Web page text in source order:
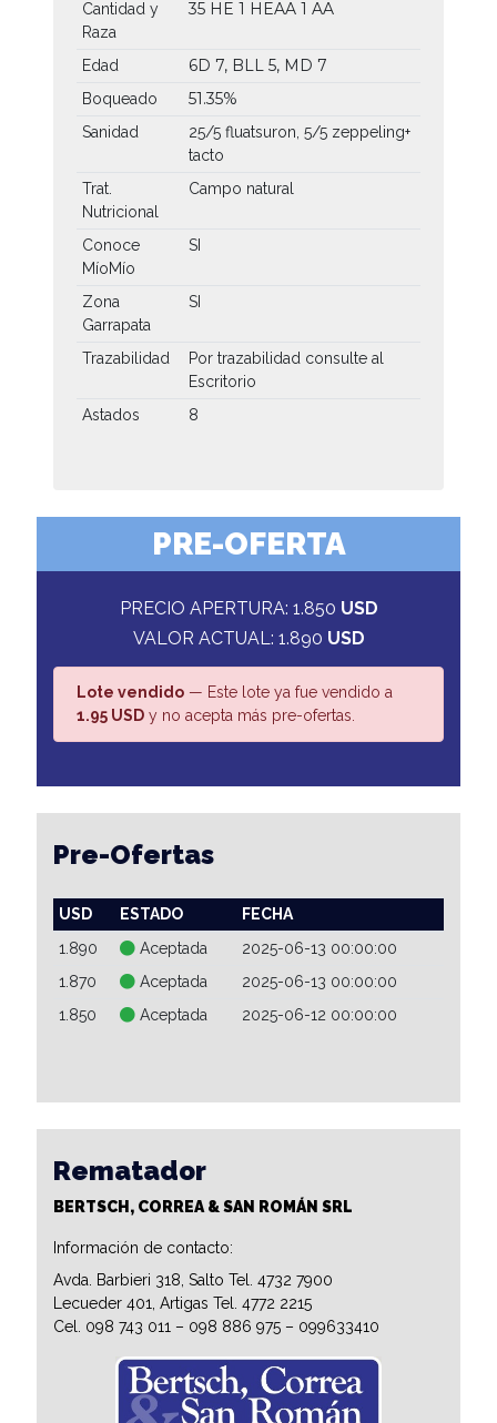
Cantidad y
Raza
35 HE 1 HEAA 1 AA
Edad 6D 7, BLL 5, MD 7
Boqueado 51.35%
Sanidad
25/5 fluatsuron, 5/5 zeppeling+
tacto
Trat.
Nutricional
Campo natural
Conoce
MíoMío
SI
Zona
Garrapata
SI
Trazabilidad
Por trazabilidad consulte al
Escritorio
Astados
8
PRE-OFERTA
PRECIO APERTURA: 1.850 USD
VALOR ACTUAL: 1.890 USD
Lote vendido — Este lote ya fue vendido a
1.95 USD y no acepta más pre-ofertas.
Pre-Ofertas
USD ESTADO
FECHA
1.890
Aceptada
2025-06-13 00:00:00
1.870
Aceptada
2025-06-13 00:00:00
1.850
Aceptada 2025-06-12 00:00:00
Rematador
BERTSCH, CORREA & SAN ROMÁN SRL
Información de contacto:
Avda. Barbieri 318, Salto Tel. 4732 7900
Lecueder 401, Artigas Tel. 4772 2215
Cel. 098 743 011 – 098 886 975 – 099633410